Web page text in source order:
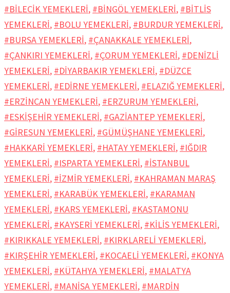
#BİLECİK YEMEKLERİ, #BİNGÖL YEMEKLERİ, #BİTLİS
YEMEKLERİ, #BOLU YEMEKLERİ, #BURDUR YEMEKLERİ,
#BURSA YEMEKLERİ, #ÇANAKKALE YEMEKLERİ,
#ÇANKIRI YEMEKLERİ, #ÇORUM YEMEKLERİ, #DENİZLİ
YEMEKLERİ, #DİYARBAKIR YEMEKLERİ, #DÜZCE
YEMEKLERİ, #EDİRNE YEMEKLERİ, #ELAZIĞ YEMEKLERİ,
#ERZİNCAN YEMEKLERİ, #ERZURUM YEMEKLERİ,
#ESKİŞEHİR YEMEKLERİ, #GAZİANTEP YEMEKLERİ,
#GİRESUN YEMEKLERİ, #GÜMÜŞHANE YEMEKLERİ,
#HAKKARİ YEMEKLERİ, #HATAY YEMEKLERİ, #IĞDIR
YEMEKLERİ, #ISPARTA YEMEKLERİ, #İSTANBUL
YEMEKLERİ, #İZMİR YEMEKLERİ, #KAHRAMAN MARAŞ
YEMEKLERİ, #KARABÜK YEMEKLERİ, #KARAMAN
YEMEKLERİ, #KARS YEMEKLERİ, #KASTAMONU
YEMEKLERİ, #KAYSERİ YEMEKLERİ, #KİLİS YEMEKLERİ,
#KIRIKKALE YEMEKLERİ, #KIRKLARELİ YEMEKLERİ,
#KIRŞEHİR YEMEKLERİ, #KOCAELİ YEMEKLERİ, #KONYA
YEMEKLERİ, #KÜTAHYA YEMEKLERİ, #MALATYA
YEMEKLERİ, #MANİSA YEMEKLERİ, #MARDİN